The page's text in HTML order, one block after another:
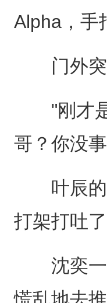
Alpha，手
门外突
"刚才是
哥？你没
叶辰的
打架打吐
沈奕一